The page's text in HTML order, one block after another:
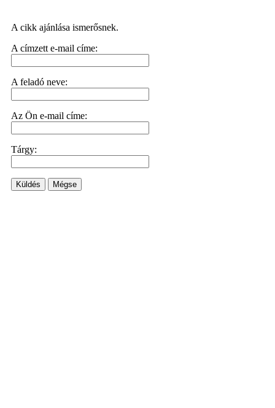
A cikk ajánlása ismerősnek.
A címzett e-mail címe:
A feladó neve:
Az Ön e-mail címe:
Tárgy:
Küldés Mégse